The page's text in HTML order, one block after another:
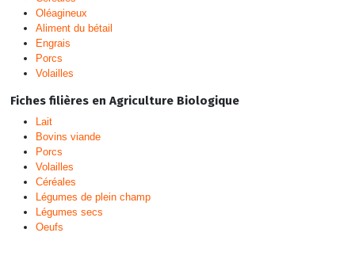
Oléagineux
Aliment du bétail
Engrais
Porcs
Volailles
Fiches filières en Agriculture Biologique
Lait
Bovins viande
Porcs
Volailles
Céréales
Légumes de plein champ
Légumes secs
Oeufs